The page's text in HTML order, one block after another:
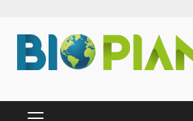
Inhalt
springen